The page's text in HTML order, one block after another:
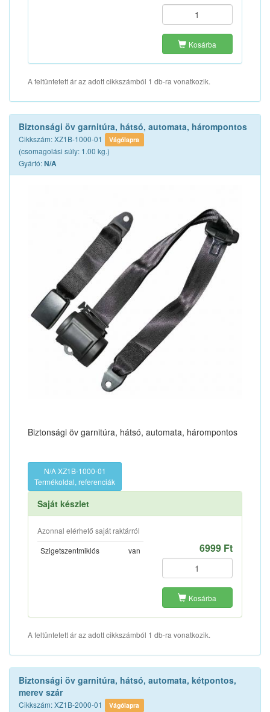
Kosárba
A feltüntetett ár az adott cikkszámból 1 db-ra vonatkozik.
Biztonsági öv garnitúra, hátsó, automata, hárompontos
Cikkszám: XZ1B-1000-01 Vágólapra
(csomagolási súly: 1.00 kg.)
Gyártó:N/A
Biztonsági öv garnitúra, hátsó, automata, hárompontos
N/A XZ1B-1000-01
Termékoldal, referenciák
Saját készlet
Azonnal elérhető saját raktárról
Szigetszentmiklós
van 6999 Ft
Kosárba
A feltüntetett ár az adott cikkszámból 1 db-ra vonatkozik.
Biztonsági öv garnitúra, hátsó, automata, kétpontos,
merev szár
Cikkszám: XZ1B-2000-01 Vágólapra